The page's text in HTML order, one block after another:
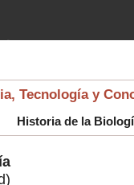
de la
Tecnología y
Historia de la